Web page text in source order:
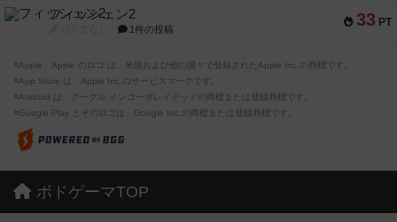
33 PT
フィッシェン2
1件の投稿
※Apple、Apple のロゴ は、米国および他の国々で登録されたApple Inc.の商標です。
※App Store は、Apple Inc.のサービスマークです。
※Android は、グーグル インコーポレイテッドの商標または登録商標です。
※Google Play とそのロゴは、Google Inc.の商標または登録商標です。
ボドゲーマTOP